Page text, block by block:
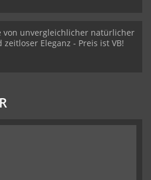
von unvergleichlicher natürlicher
Eleganz - Preis ist VB!